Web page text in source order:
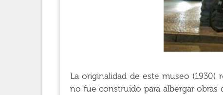
La originalidad de este museo
no fue construido para albergar